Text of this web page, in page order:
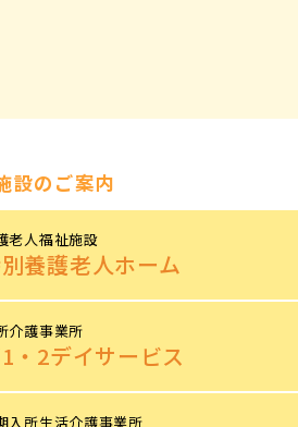
設のご案内
老人福祉施設
養護老人ホーム
介護事業所
・2デイサービス
入所生活介護事業所